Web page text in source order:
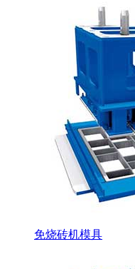
免烧砖机模具